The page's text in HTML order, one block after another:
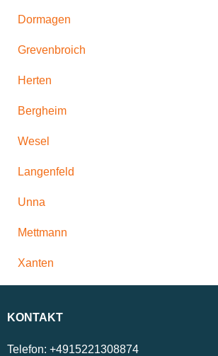
Dormagen
Grevenbroich
Herten
Bergheim
Wesel
Langenfeld
Unna
Mettmann
Xanten
KONTAKT
Telefon: +4915221308874